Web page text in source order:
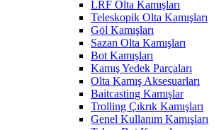
LRF Olta Kamışları
Teleskopik Olta Kamışları
Göl Kamışları
Sazan Olta Kamışları
Bot Kamışları
Kamış Yedek Parçaları
Olta Kamış Aksesuarları
Baitcasting Kamışlar
Trolling Çıkrık Kamışları
Genel Kullanım Kamışları